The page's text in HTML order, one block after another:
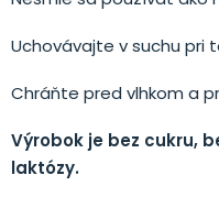
Uchovávajte v suchu pri
Chráňte pred vlhkom a
Výrobok je bez cukru,
laktózy.